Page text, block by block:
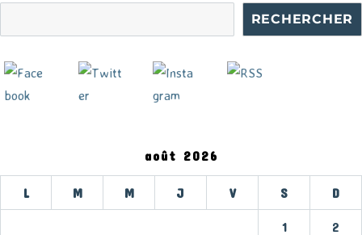
RECHERCHER
août 2026
L M M J V S D
1 2